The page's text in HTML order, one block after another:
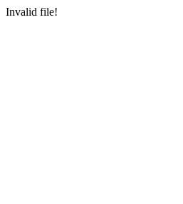
Invalid file!